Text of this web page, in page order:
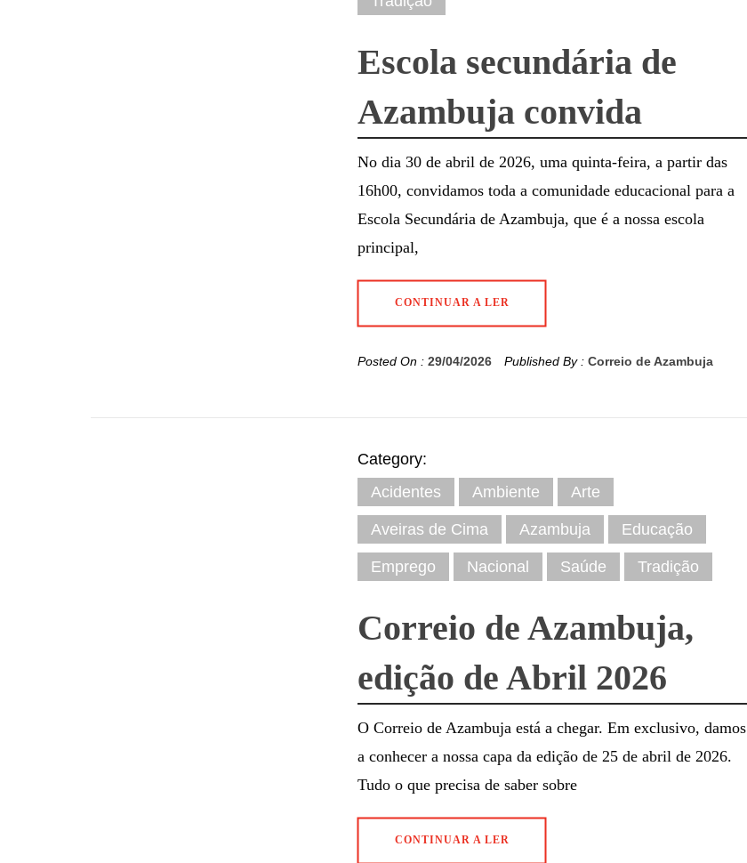
Escola secundária de
Azambuja convida
No dia 30 de abril de 2026, uma quinta-feira, a partir das
16h00, convidamos toda a comunidade educacional para a
Escola Secundária de Azambuja, que é a nossa escola
principal,
CONTINUAR A LER
Posted On : 29/04/2026 Published By : Correio de Azambuja
Category:
Acidentes
Ambiente Arte
Aveiras de Cima Azambuja Educação
Emprego Nacional Saúde Tradição
Correio de Azambuja,
edição de Abril 2026
O Correio de Azambuja está a chegar. Em exclusivo, damos
a conhecer a nossa capa da edição de 25 de abril de 2026.
Tudo o que precisa de saber sobre
CONTINUAR A LER